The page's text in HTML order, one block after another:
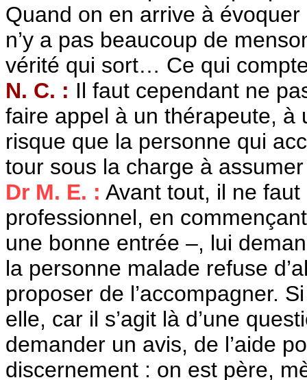
Quand on en arrive à
n’y a pas beaucoup de
vérité qui sort… Ce qui
N. C. : Il faut cependant ne
faire appel à un thérapeute, à
risque que la personne qui
tour sous la charge à
Dr M. E. : Avant tout, il ne
professionnel, en
une bonne entrée –, lui
la personne malade refuse
proposer de l’accompagner.
elle, car il s’agit là d’une
demander un avis, de l’aide
discernement : on est père,